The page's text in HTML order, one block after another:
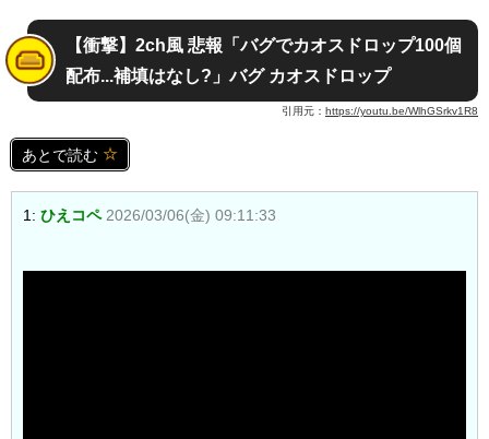
【衝撃】2ch風 悲報「バグでカオスドロップ100個
配布...補填はなし?」バグ カオスドロップ
引用元： https://youtu.be/WlhGSrkv1R8
あとで読む
1: ひえコペ 2026/03/06(金) 09:11:33